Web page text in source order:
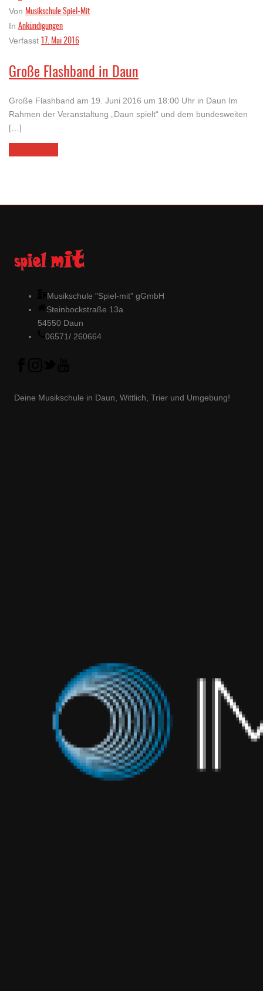
Von Musikschule Spiel-Mit
In Ankündigungen
Verfasst 17. Mai 2016
Große Flashband in Daun
Große Flashband am 19. Juni 2016 um 18:00 Uhr in Daun Im
Rahmen der Veranstaltung „Daun spielt“ und dem bundesweiten
[…]
Musikschule "Spiel-mit" gGmbH
Steinbockstraße 13a
54550 Daun
06571/ 260664
Deine Musikschule in Daun, Wittlich, Trier und Umgebung!